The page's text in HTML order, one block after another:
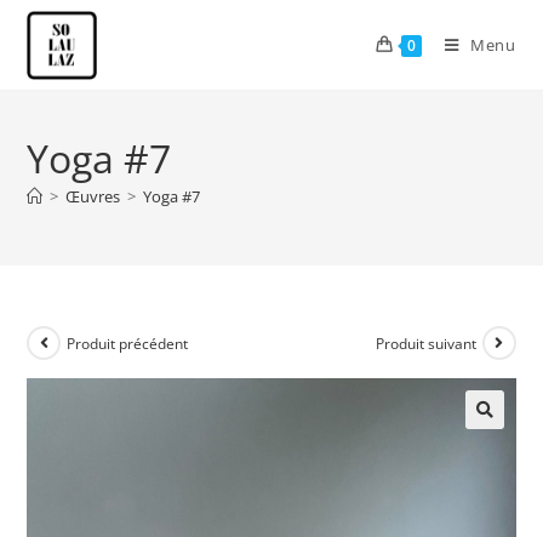
0 Menu
Yoga #7
> Œuvres > Yoga #7
Produit précédent Produit suivant